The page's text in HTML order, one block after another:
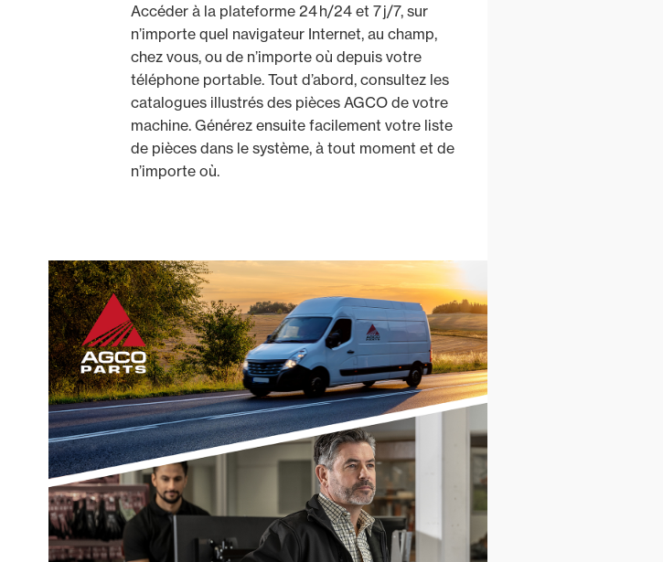
Accéder à la plateforme 24 h/24 et 7 j/7, sur
n’importe quel navigateur Internet, au champ,
chez vous, ou de n’importe où depuis votre
téléphone portable. Tout d’abord, consultez les
catalogues illustrés des pièces AGCO de votre
machine. Générez ensuite facilement votre liste
de pièces dans le système, à tout moment et de
n’importe où.